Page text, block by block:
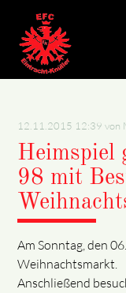
Suchbegriffe
12.11.2015 12:39 von
Heimspiel
98 mit
Am Sonntag, den
Weihnachtsmarkt.
Anschließend